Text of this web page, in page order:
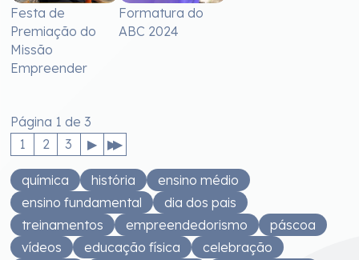
Festa de
Premiação do
Missão
Empreender
Formatura do
ABC 2024
Página 1 de 3
1
2 3
química história
ensino médio
ensino fundamental
dia dos pais
treinamentos
empreendedorismo
páscoa
vídeos
educação física
celebração